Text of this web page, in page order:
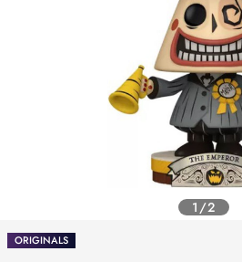
1/2
ORIGINALS